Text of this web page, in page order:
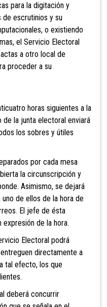
para la digitación y
de escrutinios y su
o existiendo
el Servicio Electoral
a otro local de
proceder a su
ticuatro horas siguientes a la
la junta electoral enviará
los sobres y útiles
por cada mesa
la circunscripción y
Asimismo, se dejará
de ellos de la hora de
El jefe de ésta
de la hora.
Electoral podrá
directamente a
tal efecto, los que
deberá concurrir